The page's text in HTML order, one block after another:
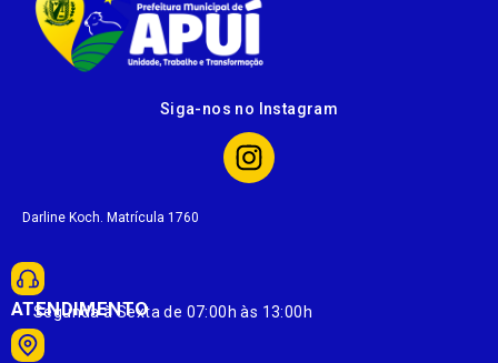
Siga-nos no Instagram
Darline Koch. Matrícula 1760
ATENDIMENTO
Segunda à Sexta de 07:00h às 13:00h